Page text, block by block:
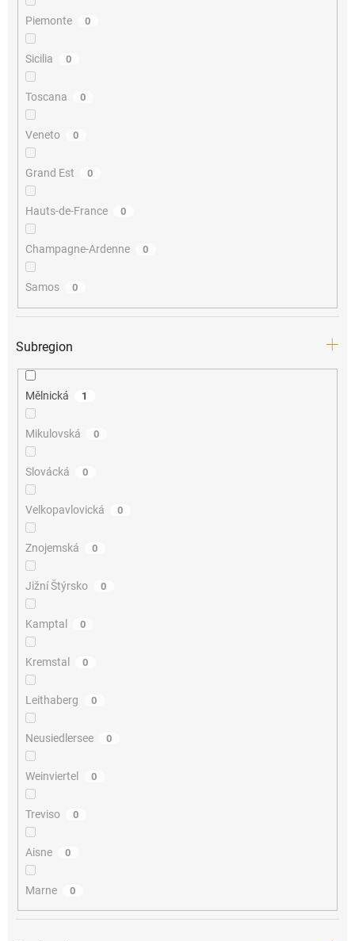
Piemonte 0
Sicilia 0
Toscana 0
Veneto 0
Grand Est 0
Hauts-de-France 0
Champagne-Ardenne 0
Samos 0
Subregion
Mělnická 1
Mikulovská 0
Slovácká 0
Velkopavlovická 0
Znojemská 0
Jižní Štýrsko 0
Kamptal 0
Kremstal 0
Leithaberg 0
Neusiedlersee 0
Weinviertel 0
Treviso 0
Aisne 0
Marne 0